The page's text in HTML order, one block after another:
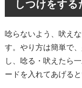
しつけをする
唸らないよう、吠え
す。やり方は簡単で
し、唸る・吠えたら
ードを入れてあげる